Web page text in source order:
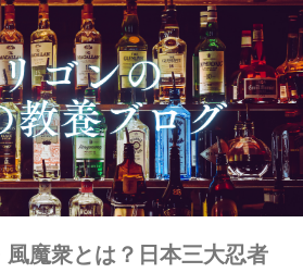
魔衆とは？日本三大忍者